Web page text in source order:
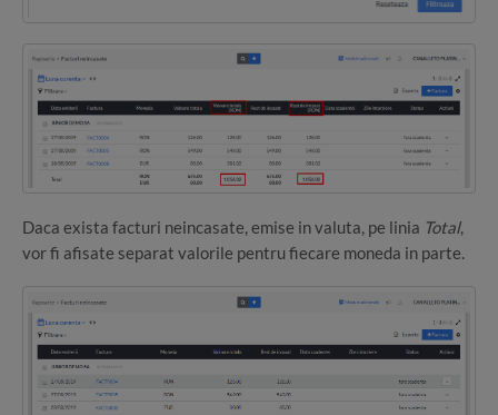
Daca exista facturi neincasate, emise in valuta, pe linia Total,
vor fi afisate separat valorile pentru fiecare moneda in parte.